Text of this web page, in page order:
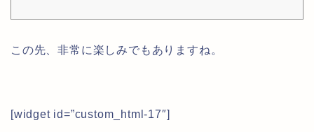
この先、非常に楽しみでもありますね。
[widget id=”custom_html-17″]